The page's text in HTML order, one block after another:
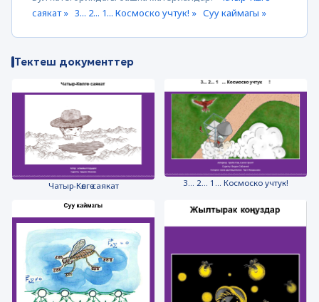
саякат » 3... 2... 1... Космоско учтук! » Суу каймагы »
Тектеш документтер
Чатыр-Көлгө саякат 3... 2... 1... Космоско учтук!